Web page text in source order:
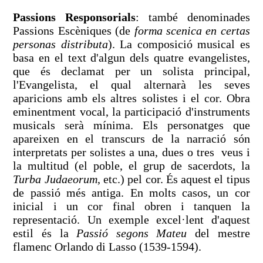
Passions Responsorials: també denominades
Passions Escèniques (de forma scenica en certas
personas distributa). La composició musical es
basa en el text d'algun dels quatre evangelistes,
que és declamat per un solista principal,
l'Evangelista, el qual alternarà les seves
aparicions amb els altres solistes i el cor. Obra
eminentment vocal, la participació d'instruments
musicals serà mínima. Els personatges que
apareixen en el transcurs de la narració són
interpretats per solistes a una, dues o tres veus i
la multitud (el poble, el grup de sacerdots, la
Turba Judaeorum, etc.) pel cor. És aquest el tipus
de passió més antiga. En molts casos, un cor
inicial i un cor final obren i tanquen la
representació. Un exemple excel·lent d'aquest
estil és la Passió segons Mateu del mestre
flamenc Orlando di Lasso (1539-1594).